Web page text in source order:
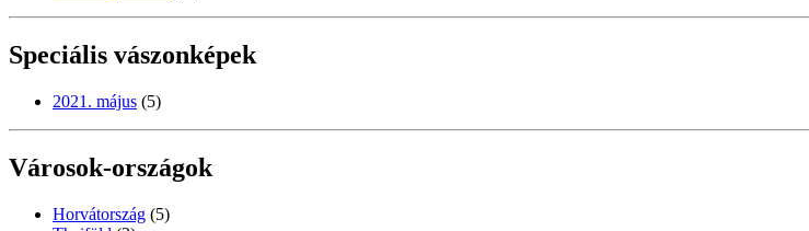
Speciális vászonképek
2021. május (5)
Városok-országok
Horvátország (5)